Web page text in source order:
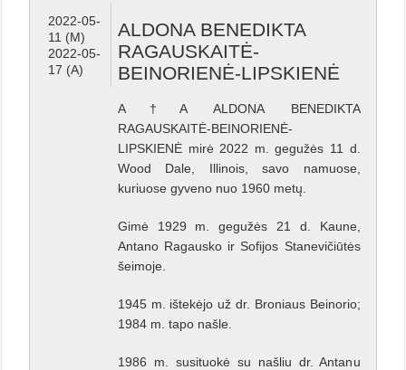
2022-05-
11 (M)
2022-05-
17 (A)
ALDONA BENEDIKTA
RAGAUSKAITĖ-
BEINORIENĖ-LIPSKIENĖ
A†A ALDONA BENEDIKTA
RAGAUSKAITĖ-BEINORIENĖ-
LIPSKIENĖ mirė 2022 m. gegužės 11 d.
Wood Dale, Illinois, savo namuose,
kuriuose gyveno nuo 1960 metų.
Gimė 1929 m. gegužės 21 d. Kaune,
Antano Ragausko ir Sofijos Stanevičiūtės
šeimoje.
1945 m. ištekėjo už dr. Broniaus Beinorio;
1984 m. tapo našle.
1986 m. susituokė su našliu dr. Antanu